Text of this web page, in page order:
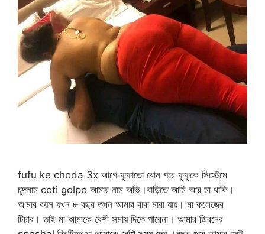
fufu ke choda 3x আগে ফুফাতো বোন পরে ফুফুকে সিস্টেমে
চুদলাম coti golpo আমার নাম অভি।বাড়িতে আমি আর মা থাকি।
আমার বয়স যখন ৮ বছর তখন আমার বাবা মারা যায়। মা কলেজের
টিচার। তাই মা আমাকে বেশী সমায় দিতে পারেনা। আমার জিবনের